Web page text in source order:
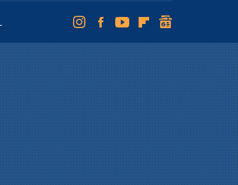
InstagramFacebookYoutubeFlipboard